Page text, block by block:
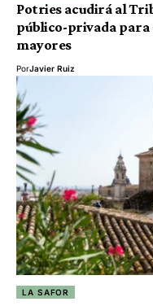
Potries acudirá al
público-privada para
mayores
PorJavier Ruiz
LA SAFOR